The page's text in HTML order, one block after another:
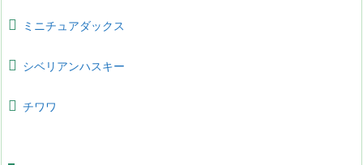
ミニチュアダックス
シベリアンハスキー
チワワ